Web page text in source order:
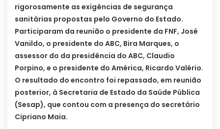
rigorosamente as exigências de segurança
sanitárias propostas pelo Governo do Estado.
Participaram da reunião o presidente da FNF, José
Vanildo, o presidente do ABC, Bira Marques, o
assessor do da presidência do ABC, Claudio
Porpino, e o presidente do América, Ricardo Valério.
O resultado do encontro foi repassado, em reunião
posterior, à Secretaria de Estado da Saúde Pública
(Sesap), que contou com a presença do secretário
Cipriano Maia.